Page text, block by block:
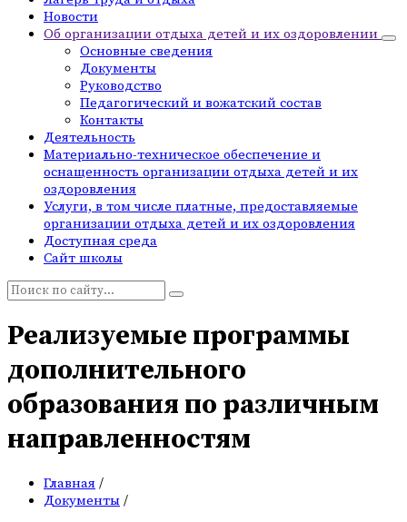
Новости
Об организации отдыха детей и их оздоровлении
Основные сведения
Документы
Руководство
Педагогический и вожатский состав
Контакты
Деятельность
Материально-техническое обеспечение и
оснащенность организации отдыха детей и их
оздоровления
Услуги, в том числе платные, предоставляемые
организации отдыха детей и их оздоровления
Доступная среда
Сайт школы
Поиск:
Реализуемые программы
дополнительного
образования по различным
направленностям
Главная /
Документы /